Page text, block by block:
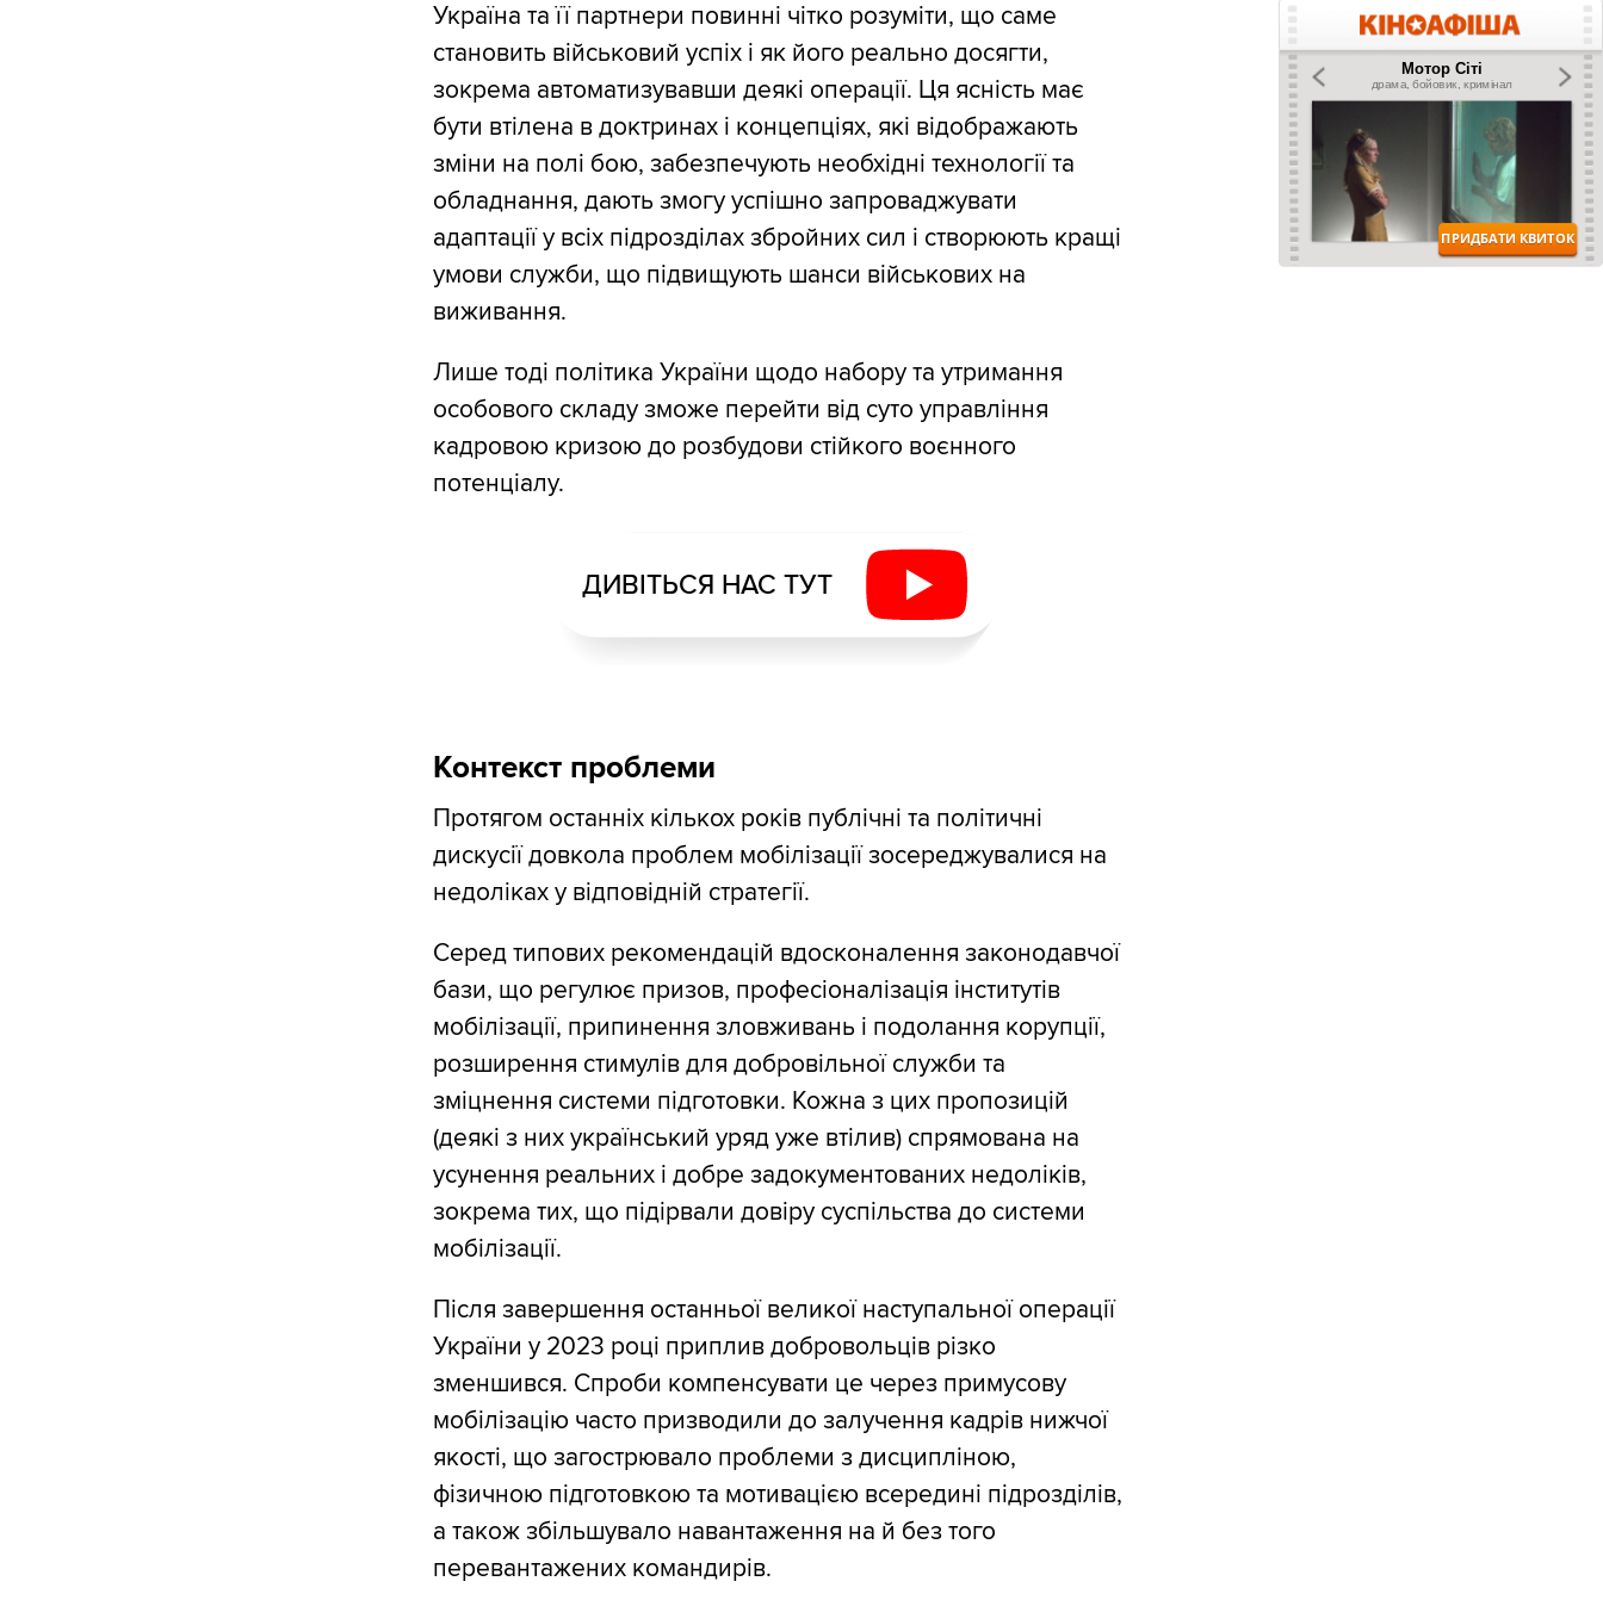
Україна та її партнери повинні чітко розуміти, що саме
становить військовий успіх і як його реально досягти,
зокрема автоматизувавши деякі операції. Ця ясність має
бути втілена в доктринах і концепціях, які відображають
зміни на полі бою, забезпечують необхідні технології та
обладнання, дають змогу успішно запроваджувати
адаптації у всіх підрозділах збройних сил і створюють кращі
умови служби, що підвищують шанси військових на
виживання.
Лише тоді політика України щодо набору та утримання
особового складу зможе перейти від суто управління
кадровою кризою до розбудови стійкого воєнного
потенціалу.
ДИВІТЬСЯ НАС ТУТ
Контекст проблеми
Протягом останніх кількох років публічні та політичні
дискусії довкола проблем мобілізації зосереджувалися на
недоліках у відповідній стратегії.
Серед типових рекомендацій вдосконалення законодавчої
бази, що регулює призов, професіоналізація інститутів
мобілізації, припинення зловживань і подолання корупції,
розширення стимулів для добровільної служби та
зміцнення системи підготовки. Кожна з цих пропозицій
(деякі з них український уряд уже втілив) спрямована на
усунення реальних і добре задокументованих недоліків,
зокрема тих, що підірвали довіру суспільства до системи
мобілізації.
Після завершення останньої великої наступальної операції
України у 2023 році приплив добровольців різко
зменшився. Спроби компенсувати це через примусову
мобілізацію часто призводили до залучення кадрів нижчої
якості, що загострювало проблеми з дисципліною,
фізичною підготовкою та мотивацією всередині підрозділів,
а також збільшувало навантаження на й без того
перевантажених командирів.